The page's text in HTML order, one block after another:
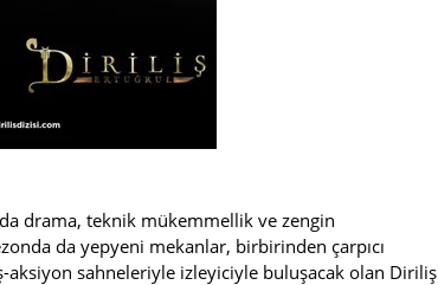
drama, teknik mükemmellik ve zengin
da yepyeni mekanlar, birbirinden çarpıcı
aksiyon sahneleriyle izleyiciyle buluşacak olan Diriliş